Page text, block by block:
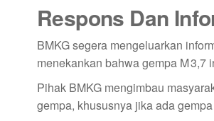
Respons Dan
BMKG segera mengeluarkan
menekankan bahwa gempa M
Pihak BMKG mengimbau
gempa, khususnya jika ada